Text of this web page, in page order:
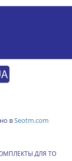
вSeotm.com
ДЛЯ ТО